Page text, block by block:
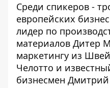
Среди спикеров -
европейских
лидер по
материалов Дитер
маркетингу из
Челотто и
бизнесмен